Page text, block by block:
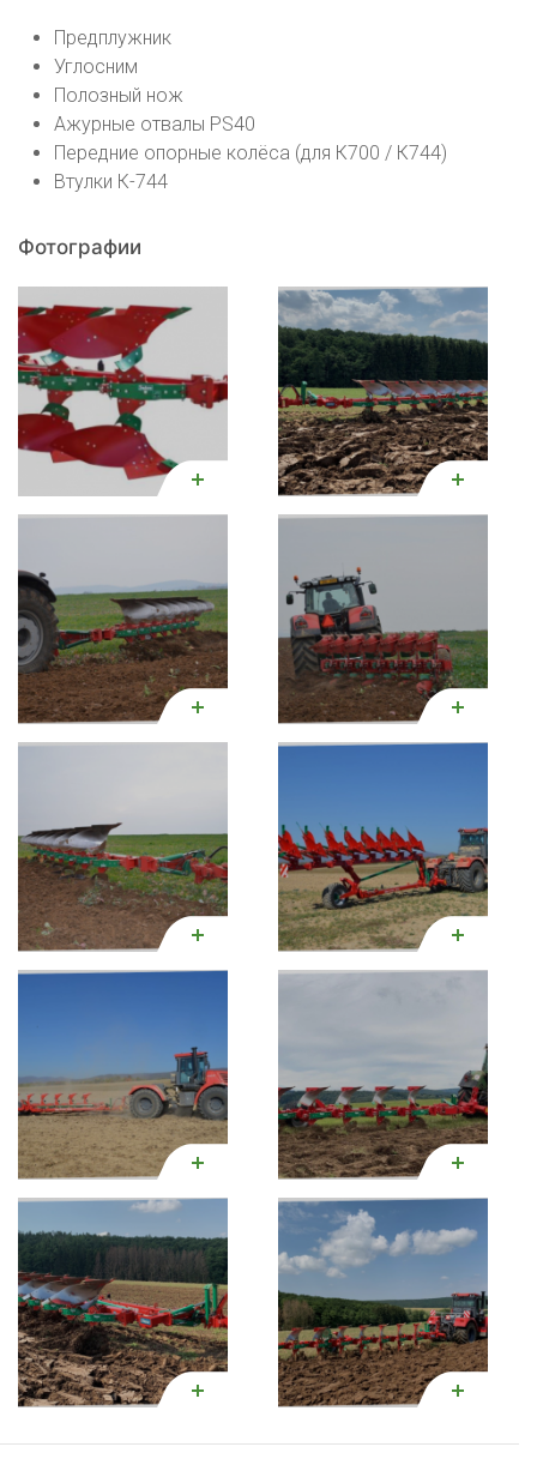
Предплужник
Углосним
Полозный нож
Ажурные отвалы PS40
Передние опорные колёса (для К700 / К744)
Втулки К-744
Фотографии